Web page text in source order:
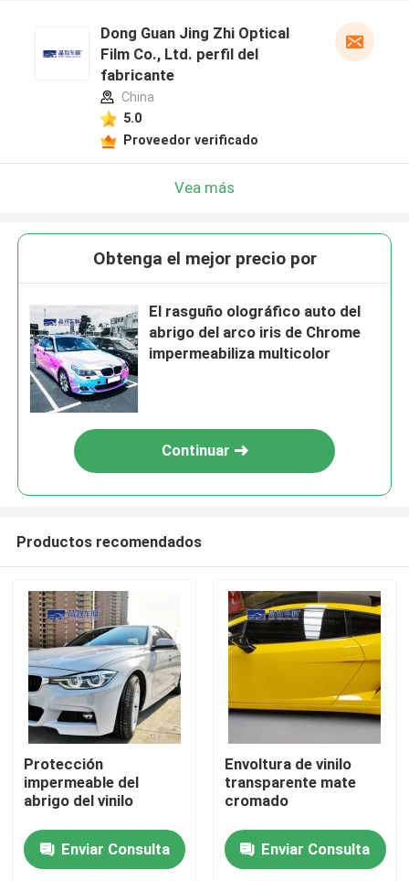
Inicio
Dong Guan Jing Zhi Optical
Film Co., Ltd. perfil del
fabricante
China
5.0
Proveedor verificado
Vea más
Obtenga el mejor precio por
El rasguño olográfico auto del
abrigo del arco iris de Chrome
impermeabiliza multicolor
Continuar
Productos recomendados
Protección
impermeable del
abrigo del vinilo
Enviar Consulta
Envoltura de vinilo
transparente mate
cromado
Enviar Consulta